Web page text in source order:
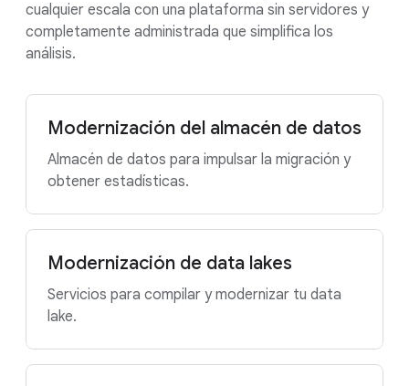
cualquier escala con una plataforma sin servidores y
completamente administrada que simplifica los
análisis.
Modernización del almacén de datos
Almacén de datos para impulsar la migración y
obtener estadísticas.
Modernización de data lakes
Servicios para compilar y modernizar tu data
lake.